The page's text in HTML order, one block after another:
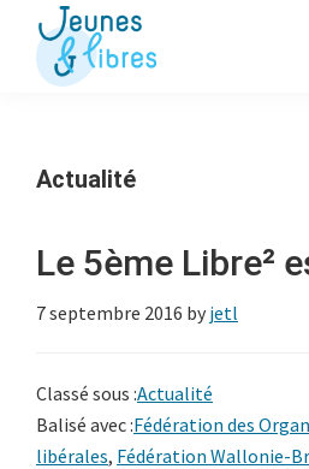
Passer
contenu
des
libérales
Actualité
Le 5ème Libre²
7 septembre 2016 by jetl
Classé sous :Actualité
Balisé avec :Fédération des
libérales, Fédération Wallonie-